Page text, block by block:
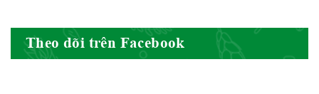
Theo dõi trên Facebook